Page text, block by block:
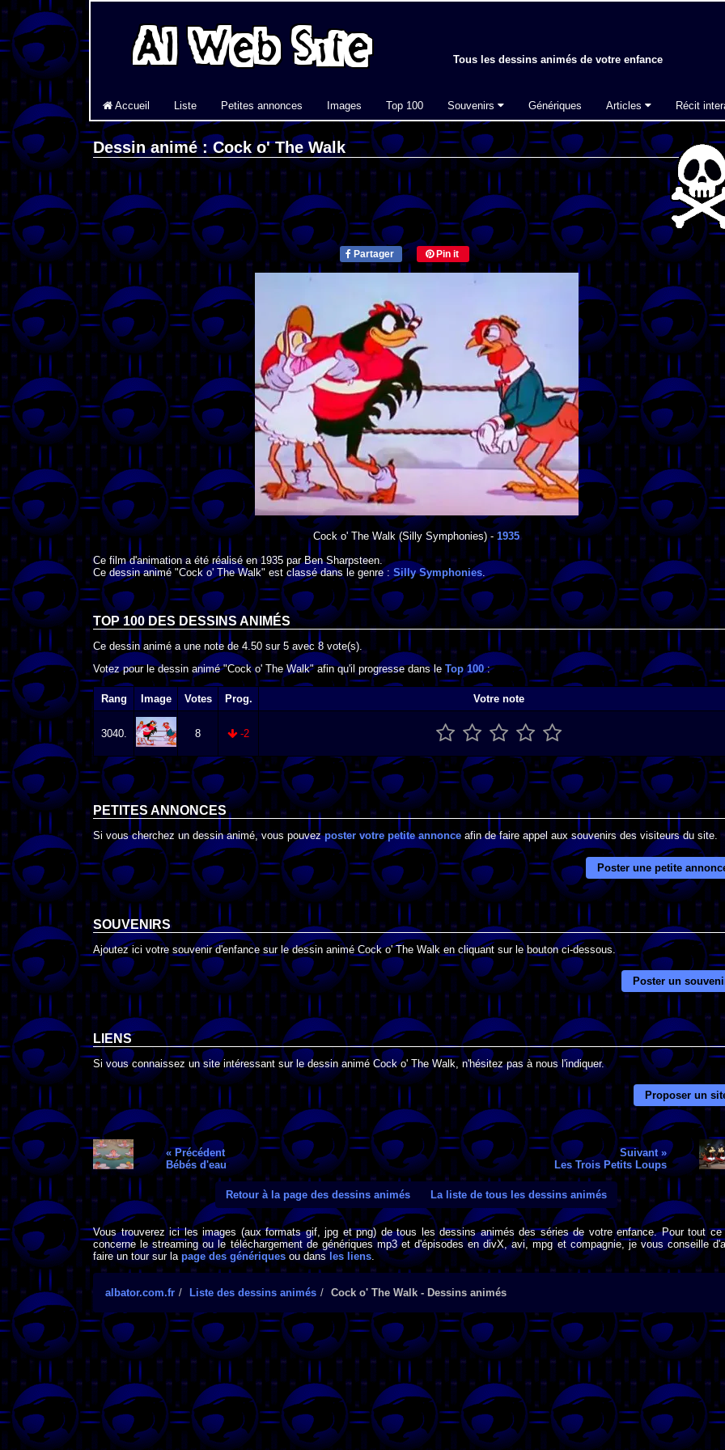
Tous les dessins animés de votre enfance
Accueil Liste Petites annonces Images Top 100 Souvenirs Génériques Articles Récit
Dessin animé : Cock o' The Walk
Partager Pin it
Cock o' The Walk(Silly Symphonies) -1935
Ce film d'animation a été réalisé en1935parBen Sharpsteen.
Ce dessin animé "Cock o' The Walk" est classé dans le genre : Silly Symphonies.
TOP 100 DES DESSINS ANIMÉS
Ce dessin animé a une note de 4.50 sur 5 avec 8 vote(s).
Votez pour le dessin animé "Cock o' The Walk" afin qu'il progresse dans le Top 100:
Rang Image Votes Prog. Votre note
3040. 8 -2
PETITES ANNONCES
Si vous cherchez un dessin animé, vous pouvezposter votre petite annonce afin de faire appel aux souvenirs des visiteurs du site.
Poster une petite
SOUVENIRS
Ajoutez ici votre souvenir d'enfance sur le dessin animé Cock o' The Walk en cliquant sur le bouton ci-dessous.
Poster un
LIENS
Si vous connaissez un site intéressant sur le dessin animé Cock o' The Walk, n'hésitez pas à nous l'indiquer.
Proposer un
« Précédent
Bébés d'eau
Suivant »
Les Trois Petits Loups
Retour à la page des dessins animés La liste de tous les dessins animés
Vous trouverez ici les images (aux formats gif, jpg et png) de tous les dessins animés des séries de votre enfance. Pour tout ce
concerne le streaming ou le téléchargement de génériques mp3 et d'épisodes en divX, avi, mpg et compagnie, je vous conseille
faire un tour sur la page des génériquesou dans les liens
albator.com.fr Liste des dessins animés Cock o' The Walk - Dessins animés